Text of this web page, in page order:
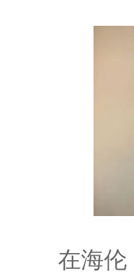
在海伦